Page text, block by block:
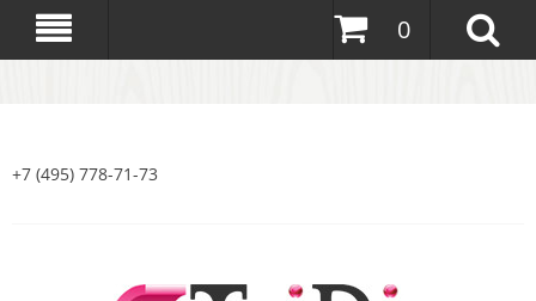
0
+7 (495) 778-71-73